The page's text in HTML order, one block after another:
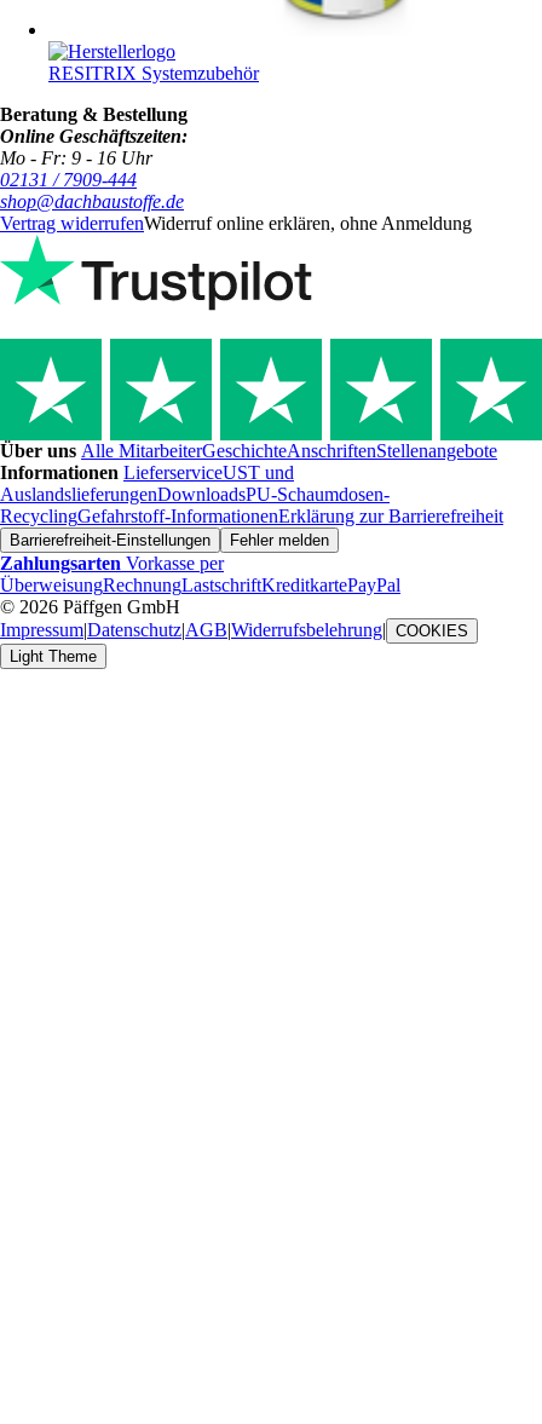
RESITRIX Systemzubehör
Beratung & Bestellung
Online Geschäftszeiten:
Mo - Fr: 9 - 16 Uhr
02131 / 7909-444
shop@dachbaustoffe.de
Vertrag widerrufenWiderruf online erklären, ohne Anmeldung
Über uns Alle MitarbeiterGeschichteAnschriftenStellenangebote
Informationen LieferserviceUST und
AuslandslieferungenDownloadsPU-Schaumdosen-
RecyclingGefahrstoff-InformationenErklärung zur Barrierefreiheit
Barrierefreiheit-Einstellungen Fehler melden
Zahlungsarten Vorkasse per
ÜberweisungRechnungLastschriftKreditkartePayPal
© 2026 Päffgen GmbH
Impressum|Datenschutz|AGB|Widerrufsbelehrung| COOKIES
Light Theme